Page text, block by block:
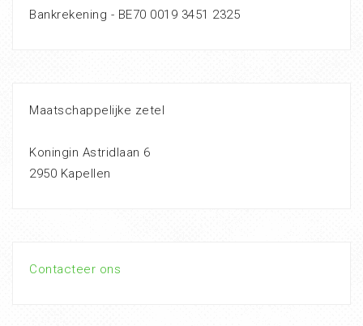
Bankrekening - BE70 0019 3451 2325
Maatschappelijke zetel
Koningin Astridlaan 6
2950 Kapellen
Contacteer ons